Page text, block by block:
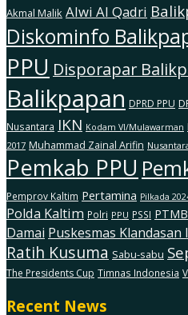
Akmal Malik Alwi Al Qadri
Diskominfo
PPU Disporapar
Balikpapan DPRD PPU
Nusantara IKN Kodam Vl/Mulawarman
2017 Muhammad Zainal Arifin
Pemkab PPU
Pemprov Kaltim Pertamina Pilkada
Polda Kaltim Polri PPU PSSI PTMB
Damai Puskesmas Klandasan
Ratih Kusuma Sabu-sabu
The Presidents Cup Timnas Indonesia
Recent News